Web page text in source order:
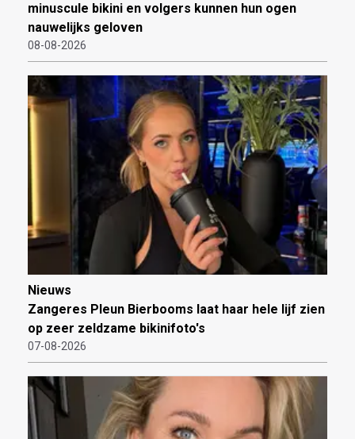
minuscule bikini en volgers kunnen hun ogen
nauwelijks geloven
08-08-2026
Nieuws
Zangeres Pleun Bierbooms laat haar hele lijf zien
op zeer zeldzame bikinifoto's
07-08-2026